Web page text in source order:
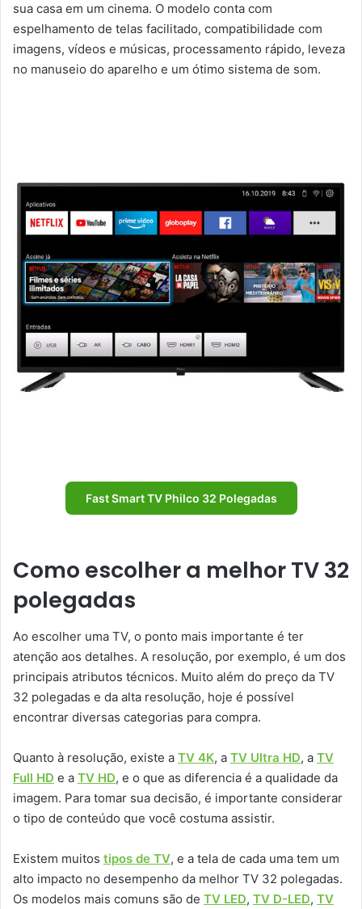
sua casa em um cinema. O modelo conta com
espelhamento de telas facilitado, compatibilidade com
imagens, vídeos e músicas, processamento rápido, leveza
no manuseio do aparelho e um ótimo sistema de som.
Fast Smart TV Philco 32 Polegadas
Como escolher a melhor TV 32
polegadas
Ao escolher uma TV, o ponto mais importante é ter
atenção aos detalhes. A resolução, por exemplo, é um dos
principais atributos técnicos. Muito além do preço da TV
32 polegadas e da alta resolução, hoje é possível
encontrar diversas categorias para compra.
Quanto à resolução, existe a TV 4K, a TV Ultra HD, a TV
Full HD e a TV HD, e o que as diferencia é a qualidade da
imagem. Para tomar sua decisão, é importante considerar
o tipo de conteúdo que você costuma assistir.
Existem muitos tipos de TV, e a tela de cada uma tem um
alto impacto no desempenho da melhor TV 32 polegadas.
Os modelos mais comuns são de TV LED, TV D-LED, TV